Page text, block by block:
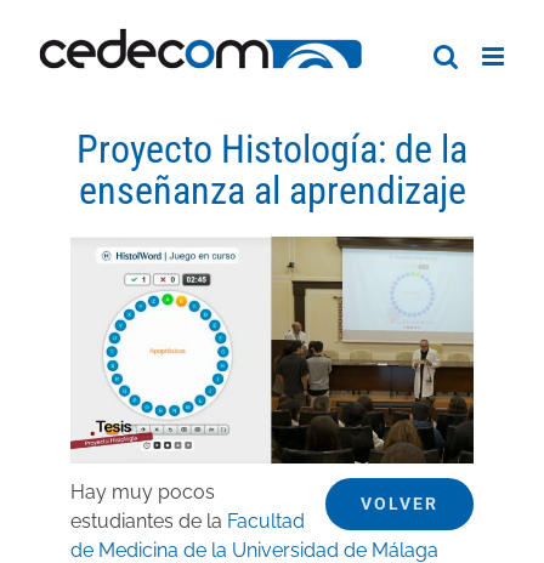
contenido
Proyecto Histología: de la
enseñanza al aprendizaje
VOLVER
Hay muy pocos
estudiantes de la Facultad
de Medicina de la Universidad de Málaga